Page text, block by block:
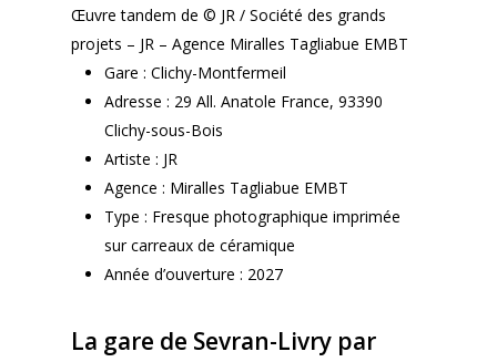
Œuvre tandem de © JR / Société des grands
projets – JR – Agence Miralles Tagliabue EMBT
Gare : Clichy-Montfermeil
Adresse : 29 All. Anatole France, 93390
Clichy-sous-Bois
Artiste : JR
Agence : Miralles Tagliabue EMBT
Type : Fresque photographique imprimée
sur carreaux de céramique
Année d’ouverture : 2027
La gare de Sevran-Livry par